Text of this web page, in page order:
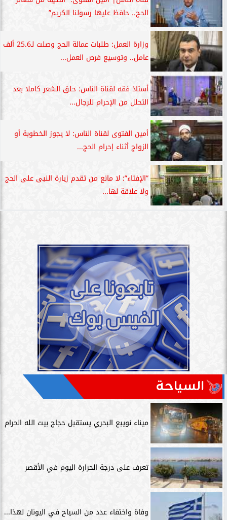
الحج.. حافظ عليها رسولنا الكريم”
وزارة العمل: طلبات عمالة الحج وصلت لـ25.6 ألف
عامل.. وتوسيع فرص العمل...
أستاذ فقه لقناة الناس: حلق الشعر كاملا بعد
التحلل من الإحرام للرجال...
أمين الفتوى لقناة الناس: لا يجوز الخطوبة أو
الزواج أثناء إحرام الحج...
”الإفتاء”: لا مانع من تقدم زيارة النبى على الحج
ولا علاقة لها...
السياحة
ميناء نويبع البحري يستقبل حجاج بيت الله الحرام
تعرف على درجة الحرارة اليوم في الأقصر
وفاة واختفاء عدد من السياح في اليونان لهذا...